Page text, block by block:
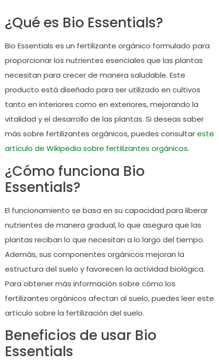
¿Qué es Bio Essentials?
Bio Essentials es un fertilizante orgánico formulado para
proporcionar los nutrientes esenciales que las plantas
necesitan para crecer de manera saludable. Este
producto está diseñado para ser utilizado en cultivos
tanto en interiores como en exteriores, mejorando la
vitalidad y el desarrollo de las plantas. Si deseas saber
más sobre fertilizantes orgánicos, puedes consultareste
artículo de Wikipedia sobre fertilizantes orgánicos.
¿Cómo funciona Bio
Essentials?
El funcionamiento se basa en su capacidad para liberar
nutrientes de manera gradual, lo que asegura que las
plantas reciban lo que necesitan a lo largo del tiempo.
Además, sus componentes orgánicos mejoran la
estructura del suelo y favorecen la actividad biológica.
Para obtener más información sobre cómo los
fertilizantes orgánicos afectan al suelo, puedes leereste
artículo sobre la fertilización del suelo.
Beneficios de usar Bio
Essentials